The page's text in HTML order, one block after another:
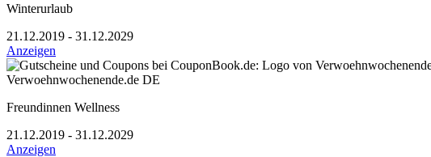
Winterurlaub
21.12.2019 - 31.12.2029
Anzeigen
Verwoehnwochenende.de DE
Freundinnen Wellness
21.12.2019 - 31.12.2029
Anzeigen